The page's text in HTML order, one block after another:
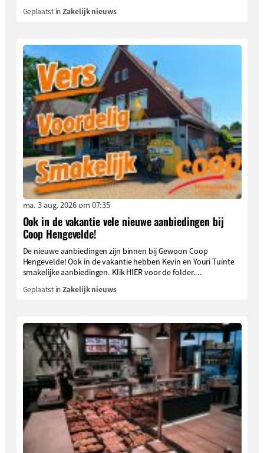
Geplaatst inZakelijk nieuws
ma. 3 aug. 2026 om 07:35
Ook in de vakantie vele nieuwe aanbiedingen bij
Coop Hengevelde!
De nieuwe aanbiedingen zijn binnen bij Gewoon Coop
Hengevelde! Ook in de vakantie hebben Kevin en Youri Tuinte
smakelijke aanbiedingen. Klik HIER voor de folder....
Geplaatst inZakelijk nieuws